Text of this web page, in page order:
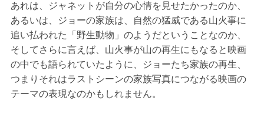
あれは、ジャネットが自分の心情を見せたかったのか、
あるいは、ジョーの家族は、自然の猛威である山火事に
追い払われた「野生動物」のようだということなのか、
そしてさらに言えば、山火事が山の再生にもなると映画
の中でも語られていたように、ジョーたち家族の再生、
つまりそれはラストシーンの家族写真につながる映画の
テーマの表現なのかもしれません。